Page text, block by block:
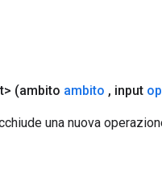
(ambito ambito , input
una nuova